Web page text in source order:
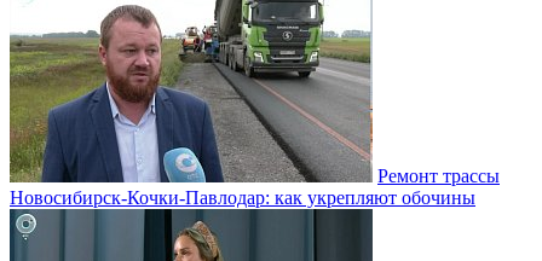
Ремонт трассы
Новосибирск-Кочки-Павлодар: как укрепляют обочины